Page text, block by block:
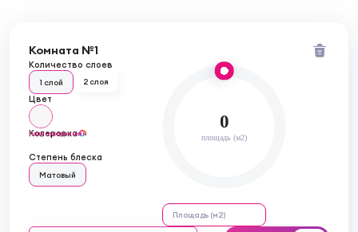
Комната №1
Количество слоев
1 слой 2 слоя
Цвет
полупрозрачный
Колеровка
Степень блеска
Матовый
0
площадь (м2)